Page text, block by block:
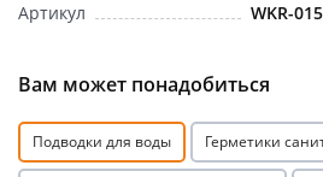
Артикул
WKR-015
Вам может понадобиться
Подводки для воды Герметики